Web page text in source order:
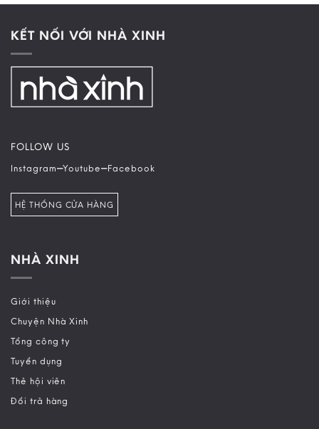
KẾT NỐI VỚI NHÀ XINH
FOLLOW US
Instagram–Youtube–Facebook
HỆ THỐNG CỬA HÀNG
NHÀ XINH
Giới thiệu
Chuyện Nhà Xinh
Tổng công ty
Tuyển dụng
Thẻ hội viên
Đổi trả hàng